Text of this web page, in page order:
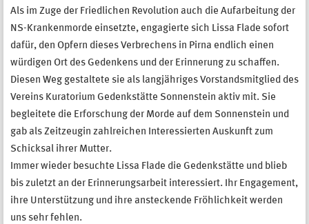
Als im Zuge der Friedlichen Revolution auch die Aufarbeitung der
NS-Krankenmorde einsetzte, engagierte sich Lissa Flade sofort
dafür, den Opfern dieses Verbrechens in Pirna endlich einen
würdigen Ort des Gedenkens und der Erinnerung zu schaffen.
Diesen Weg gestaltete sie als langjähriges Vorstandsmitglied des
Vereins Kuratorium Gedenkstätte Sonnenstein aktiv mit. Sie
begleitete die Erforschung der Morde auf dem Sonnenstein und
gab als Zeitzeugin zahlreichen Interessierten Auskunft zum
Schicksal ihrer Mutter.
Immer wieder besuchte Lissa Flade die Gedenkstätte und blieb
bis zuletzt an der Erinnerungsarbeit interessiert. Ihr Engagement,
ihre Unterstützung und ihre ansteckende Fröhlichkeit werden
uns sehr fehlen.